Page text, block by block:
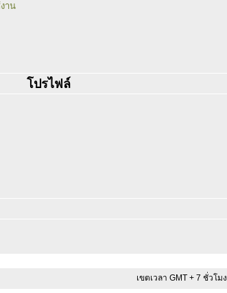
าน
โปรไฟล์
เขตเวลา GMT + 7 ชั่วโมง